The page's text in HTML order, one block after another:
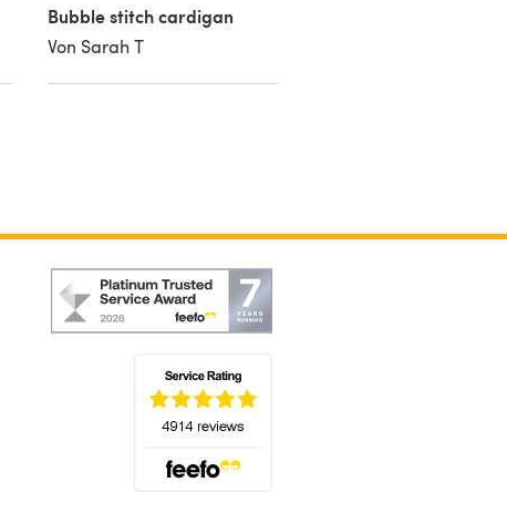
Bubble stitch cardigan
Von Sarah T